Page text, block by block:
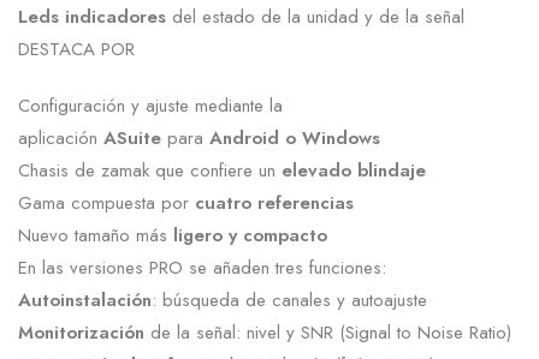
Leds indicadores del estado de la unidad y de la señal
DESTACA POR
Configuración y ajuste mediante la
aplicación ASuite para Android o Windows
Chasis de zamak que confiere un elevado blindaje
Gama compuesta por cuatro referencias
Nuevo tamaño más ligero y compacto
En las versiones PRO se añaden tres funciones:
Autoinstalación: búsqueda de canales y autoajuste
Monitorización de la señal: nivel y SNR (Signal to Noise Ratio)